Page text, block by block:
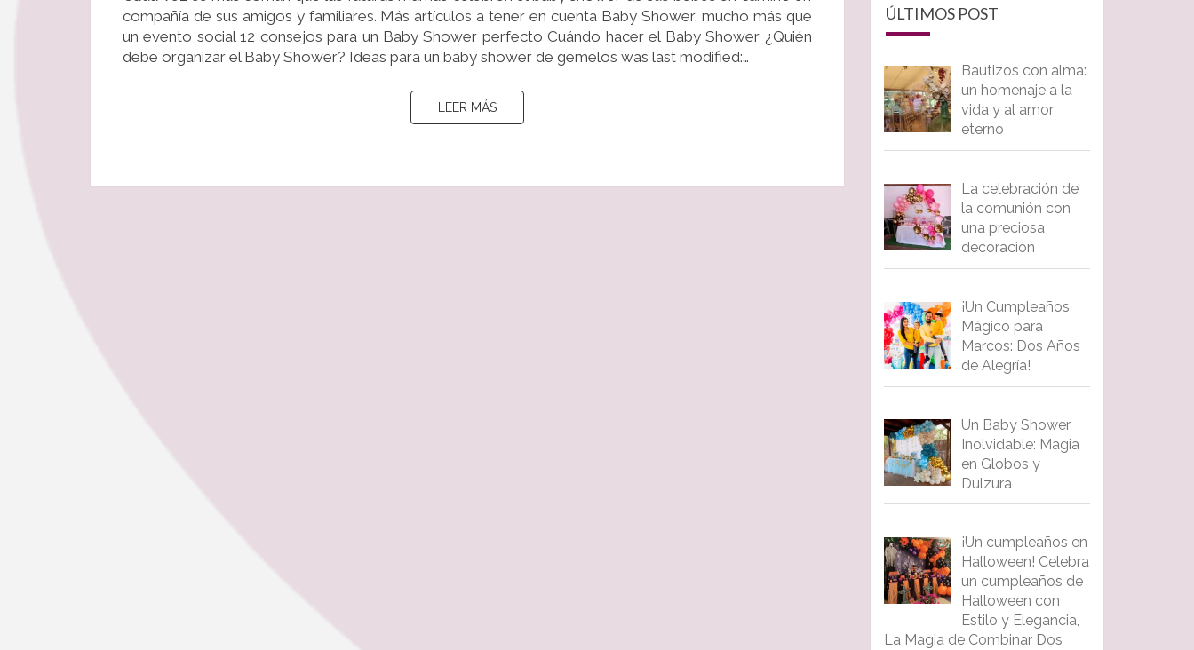
compañía de sus amigos y familiares. Más artículos a tener en cuenta Baby Shower, mucho más que
un evento social 12 consejos para un Baby Shower perfecto Cuándo hacer el Baby Shower ¿Quién
debe organizar el Baby Shower? Ideas para un baby shower de gemelos was last modified:…
LEER MÁSLEER MÁS
ÚLTIMOS POST
Bautizos con alma:
un homenaje a la
vida y al amor
eterno
La celebración de
la comunión con
una preciosa
decoración
¡Un Cumpleaños
Mágico para
Marcos: Dos Años
de Alegría!
Un Baby Shower
Inolvidable: Magia
en Globos y
Dulzura
¡Un cumpleaños en
Halloween! Celebra
un cumpleaños de
Halloween con
Estilo y Elegancia,
La Magia de Combinar Dos